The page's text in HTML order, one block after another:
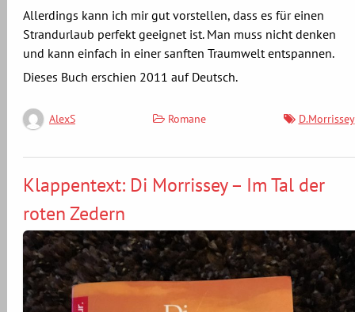
Allerdings kann ich mir gut vorstellen, dass es für einen
Strandurlaub perfekt geeignet ist. Man muss nicht denken
und kann einfach in einer sanften Traumwelt entspannen.
Dieses Buch erschien 2011 auf Deutsch.
AlexS Romane D.Morrissey
Klappentext: Di Morrissey – Im Tal der
roten Zedern